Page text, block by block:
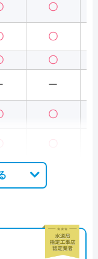
〇
〇
〇
ー
〇